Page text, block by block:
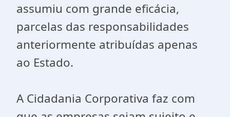
assumiu com grande eficácia,
parcelas das responsabilidades
anteriormente atribuídas apenas
ao Estado.
A Cidadania Corporativa faz com